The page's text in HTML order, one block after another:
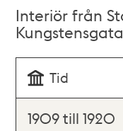
Interiör från
Tid
1909 till 1920